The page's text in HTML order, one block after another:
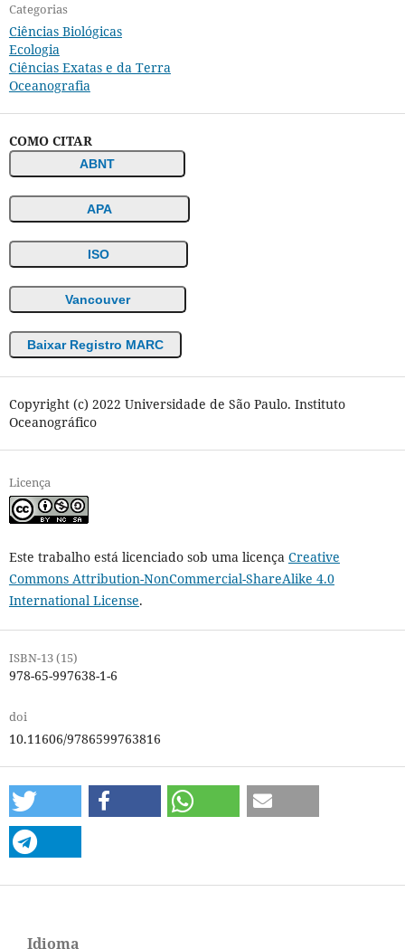
Categorias
Ciências Biológicas
Ecologia
Ciências Exatas e da Terra
Oceanografia
COMO CITAR
ABNT
APA
ISO
Vancouver
Baixar Registro MARC
Copyright (c) 2022 Universidade de São Paulo. Instituto
Oceanográfico
Licença
Este trabalho está licenciado sob uma licença Creative
Commons Attribution-NonCommercial-ShareAlike 4.0
International License.
ISBN-13 (15)
978-65-997638-1-6
doi
10.11606/9786599763816
Idioma